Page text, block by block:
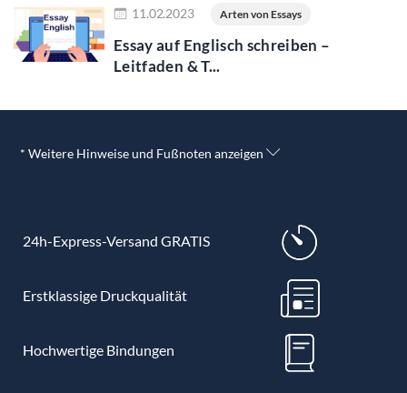
11.02.2023 Arten von Essays
Essay auf Englisch schreiben –
Leitfaden & T...
* Weitere Hinweise und Fußnoten anzeigen
24h-Express-Versand GRATIS
Erstklassige Druckqualität
Hochwertige Bindungen